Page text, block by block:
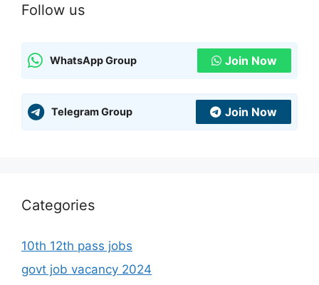
Follow us
WhatsApp Group Join Now
Telegram Group Join Now
Categories
10th 12th pass jobs
govt job vacancy 2024